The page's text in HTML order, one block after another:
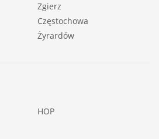
Zgierz
Częstochowa
Żyrardów
HOP